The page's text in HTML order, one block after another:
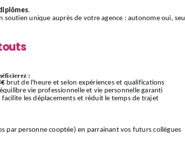
.
unique auprès de votre agence : autonome oui, seul
:
brut de l'heure et selon expériences et qualifications
vie professionnelle et vie personnelle garanti
les déplacements et réduit le temps de trajet
par personne cooptée) en parrainant vos futurs collègues